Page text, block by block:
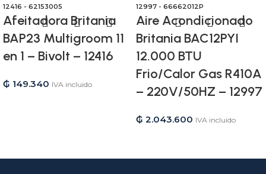
12416 - 62153005
Afeitadora Britania
BAP23 Multigroom 11
en 1 – Bivolt – 12416
₲ 149.340 IVA incluido
12997 - 66662012P
Aire Acondicionado
Britania BAC12PYI
12.000 BTU
Frio/Calor Gas R410A
– 220V/50HZ – 12997
₲ 2.043.600 IVA incluido